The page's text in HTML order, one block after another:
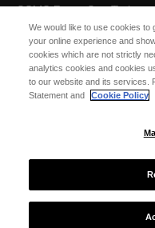
AUSTRALIA/OCEANIA
COMO The Treasury, Perth
We would like to use cookies
your online experience and
cookies which are not strictly
analytics cookies and cookies
to our website and its services.
Statement and
Cookie Policy